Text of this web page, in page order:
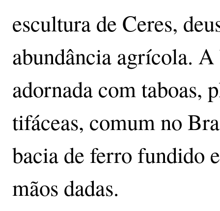
escultura de Ceres,
abundância agrícola. A
adornada com taboas,
tifáceas, comum no
bacia de ferro fundido
mãos dadas.